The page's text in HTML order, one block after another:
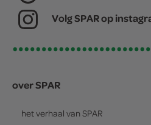
Volg SPAR op
over SPAR
het verhaal van SPAR